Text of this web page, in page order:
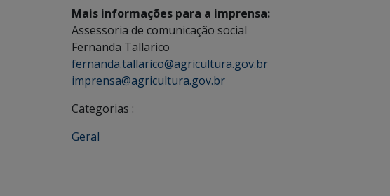
Mais informações para a imprensa:
Assessoria de comunicação social
Fernanda Tallarico
fernanda.tallarico@agricultura.gov.br
imprensa@agricultura.gov.br
Categorias :
Geral